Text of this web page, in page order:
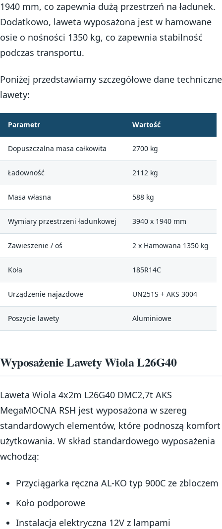
1940 mm, co zapewnia dużą przestrzeń na ładunek.
Dodatkowo, laweta wyposażona jest w hamowane
osie o nośności 1350 kg, co zapewnia stabilność
podczas transportu.
Poniżej przedstawiamy szczegółowe dane techniczne
lawety:
Parametr Wartość
Dopuszczalna masa całkowita 2700 kg
Ładowność 2112 kg
Masa własna 588 kg
Wymiary przestrzeni ładunkowej 3940 x 1940 mm
Zawieszenie / oś 2 x Hamowana 1350 kg
Koła 185R14C
Urządzenie najazdowe UN251S + AKS 3004
Poszycie lawety Aluminiowe
Wyposażenie Lawety Wiola L26G40
Laweta Wiola 4x2m L26G40 DMC2,7t AKS
MegaMOCNA RSH jest wyposażona w szereg
standardowych elementów, które podnoszą komfort
użytkowania. W skład standardowego wyposażenia
wchodzą:
Przyciągarka ręczna AL-KO typ 900C ze zbloczem
Koło podporowe
Instalacja elektryczna 12V z lampami